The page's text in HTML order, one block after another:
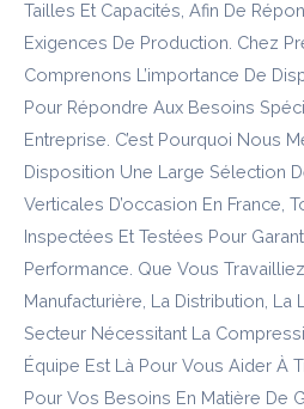
Tailles Et Capacités, Afin De
Exigences De Production. Chez
Comprenons L’importance De
Pour Répondre Aux Besoins
Entreprise. C’est Pourquoi Nous
Disposition Une Large Sélection
Verticales D’occasion En France,
Inspectées Et Testées Pour
Performance. Que Vous Travailliez
Manufacturière, La Distribution, La
Secteur Nécessitant La
Équipe Est Là Pour Vous Aider À
Pour Vos Besoins En Matière De